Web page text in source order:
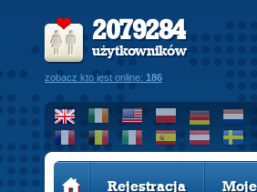
2079284
użytkowników
zobacz kto jest online: 186
Rejestracja